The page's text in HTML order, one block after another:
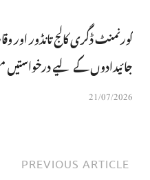
گورنمنٹ ڈگری کالج تانڈور اور
جائیدادوں کے لیے
21/07/2026
PREVIOUS ARTICLE